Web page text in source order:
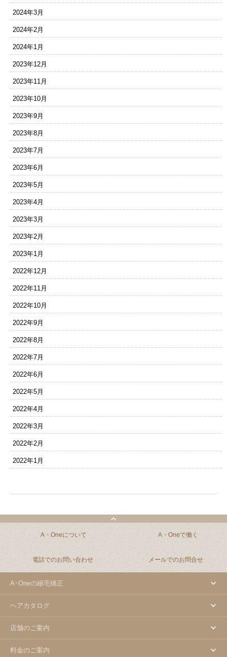
2024年3月
2024年2月
2024年1月
2023年12月
2023年11月
2023年10月
2023年9月
2023年8月
2023年7月
2023年6月
2023年5月
2023年4月
2023年3月
2023年2月
2023年1月
2022年12月
2022年11月
2022年10月
2022年9月
2022年8月
2022年7月
2022年6月
2022年5月
2022年4月
2022年3月
2022年2月
2022年1月
A・Oneについて A・Oneで働く
電話でのお問い合わせ メールでのお問合せ
A･Oneの縮毛矯正
ヘアカタログ
店舗のご案内
料金のご案内